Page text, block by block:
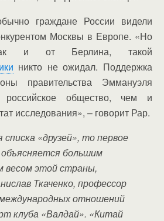
граждане России видели
Москвы в Европе. «Но
и от Берлина, такой
никто не ожидал. Поддержка
правительства Эммануэля
российское общество, чем и
исследования», – говорит Рар.
«друзей», то первое
большим
весом этой страны,
Ткаченко, профессор
отношений
клуба «Валдай». «Китай